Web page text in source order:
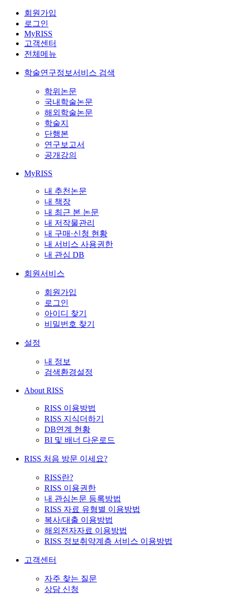
회원가입
로그인
MyRISS
고객센터
전체메뉴
학술연구정보서비스 검색
학위논문
국내학술논문
해외학술논문
학술지
단행본
연구보고서
공개강의
MyRISS
내 추천논문
내 책장
내 최근 본 논문
내 저작물관리
내 구매·신청 현황
내 서비스 사용권한
내 관심 DB
회원서비스
회원가입
로그인
아이디 찾기
비밀번호 찾기
설정
내 정보
검색환경설정
About RISS
RISS 이용방법
RISS 지식더하기
DB연계 현황
BI 및 배너 다운로드
RISS 처음 방문 이세요?
RISS란?
RISS 이용권한
내 관심논문 등록방법
RISS 자료 유형별 이용방법
복사/대출 이용방법
해외전자자료 이용방법
RISS 정보취약계층 서비스 이용방법
고객센터
자주 찾는 질문
상담 신청